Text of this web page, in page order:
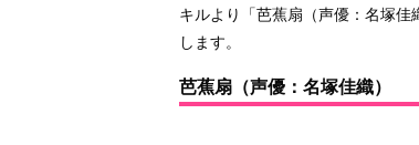
キルより「芭蕉扇（声優：名塚
します。
芭蕉扇（声優：名塚佳織）